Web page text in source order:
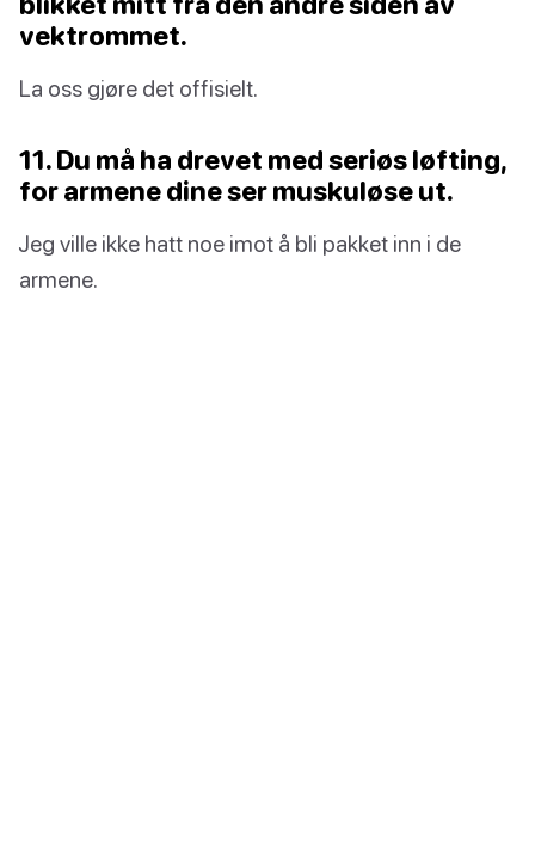
vektrommet.
La oss gjøre det offisielt.
11. Du må ha drevet med seriøs løfting,
for armene dine ser muskuløse ut.
Jeg ville ikke hatt noe imot å bli pakket inn i de
armene.